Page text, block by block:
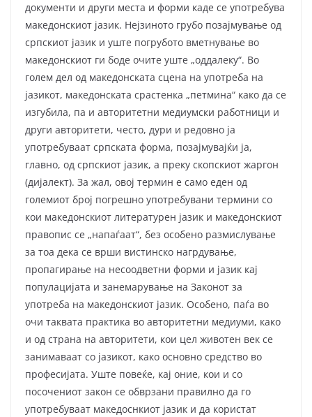
документи и други места и форми каде се употребува
македонскиот јазик. Нејзиното грубо позајмување од
српскиот јазик и уште погрубото вметнување во
македонскиот ги боде очите уште „оддалеку“. Во
голем дел од македонската сцена на употреба на
јазикот, македонската срастенка „петмина“ како да се
изгубила, па и авторитетни медиумски работници и
други авторитети, често, дури и редовно ја
употребуваат српската форма, позајмувајќи ја,
главно, од српскиот јазик, а преку скопскиот жаргон
(дијалект). За жал, овој термин е само еден од
големиот број погрешно употребувани термини со
кои македонскиот литературен јазик и македонскиот
правопис се „напаѓаат“, без особено размислување
за тоа дека се врши вистинско нагрдување,
пропагирање на несоодветни форми и јазик кај
популацијата и занемарување на Законот за
употреба на македонскиот јазик. Особено, паѓа во
очи таквата практика во авторитетни медиуми, како
и од страна на авторитети, кои цел животен век се
занимаваат со јазикот, како основно средство во
професијата. Уште повеќе, кај оние, кои и со
посочениот закон се обврзани правилно да го
употребуваат македоснкиот јазик и да користат